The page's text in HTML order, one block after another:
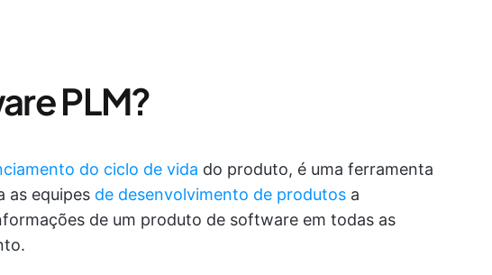
PLM?
do ciclo de vida do produto, é uma ferramenta
as equipes de desenvolvimento de produtos a
de um produto de software em todas as